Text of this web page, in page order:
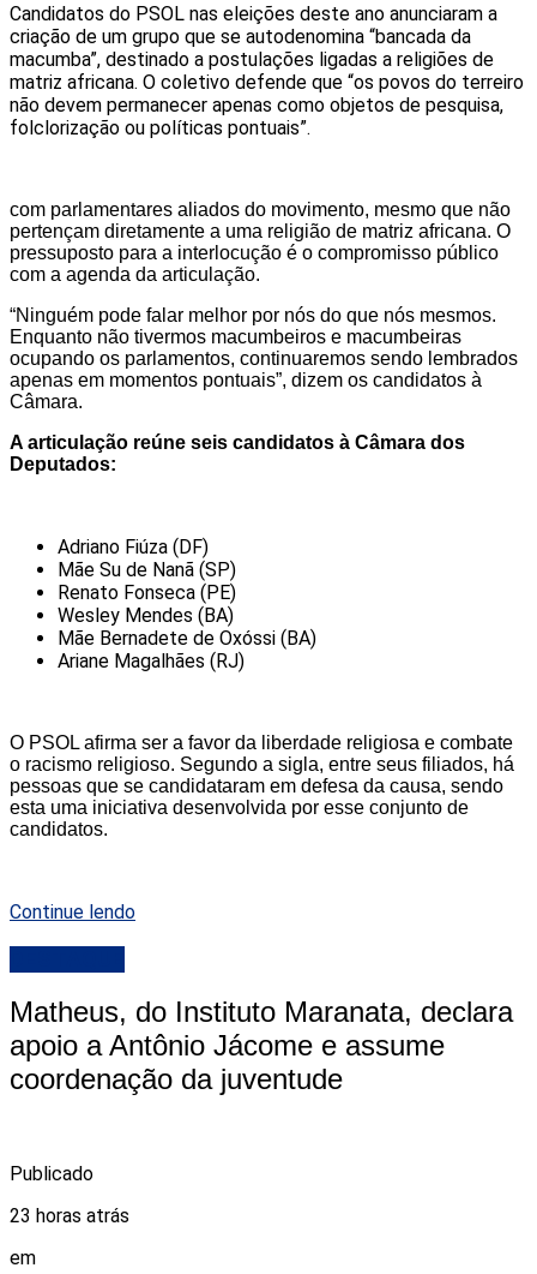
Candidatos do PSOL nas eleições deste ano anunciaram a
criação de um grupo que se autodenomina “bancada da
macumba”, destinado a postulações ligadas a religiões de
matriz africana. O coletivo defende que “os povos do terreiro
não devem permanecer apenas como objetos de pesquisa,
folclorização ou políticas pontuais”.
com parlamentares aliados do movimento, mesmo que não
pertençam diretamente a uma religião de matriz africana. O
pressuposto para a interlocução é o compromisso público
com a agenda da articulação.
“Ninguém pode falar melhor por nós do que nós mesmos.
Enquanto não tivermos macumbeiros e macumbeiras
ocupando os parlamentos, continuaremos sendo lembrados
apenas em momentos pontuais”, dizem os candidatos à
Câmara.
A articulação reúne seis candidatos à Câmara dos
Deputados:
Adriano Fiúza (DF)
Mãe Su de Nanã (SP)
Renato Fonseca (PE)
Wesley Mendes (BA)
Mãe Bernadete de Oxóssi (BA)
Ariane Magalhães (RJ)
O PSOL afirma ser a favor da liberdade religiosa e combate
o racismo religioso. Segundo a sigla, entre seus filiados, há
pessoas que se candidataram em defesa da causa, sendo
esta uma iniciativa desenvolvida por esse conjunto de
candidatos.
Continue lendo
Matheus, do Instituto Maranata, declara
apoio a Antônio Jácome e assume
coordenação da juventude
Publicado
23 horas atrás
em